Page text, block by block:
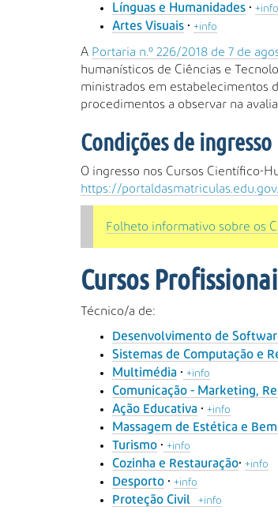
Línguas e Humanidades • +info
Artes Visuais • +info
A Portaria n.º 226/2018 de 7 de
humanísticos de Ciências e
ministrados em estabelecimentos
procedimentos a observar na
Condições de
O ingresso nos Cursos Científico-
https://
Folheto informativo sobre os
Cursos
Técnico/a de:
Desenvolvimento de
Sistemas de Computação e
Multimédia • +info
Comunicação - Marketing,
Ação Educativa • +info
Massagem de Estética e
Turismo • +info
Cozinha e Restauração• +info
Desporto • +info
Proteção Civil +info